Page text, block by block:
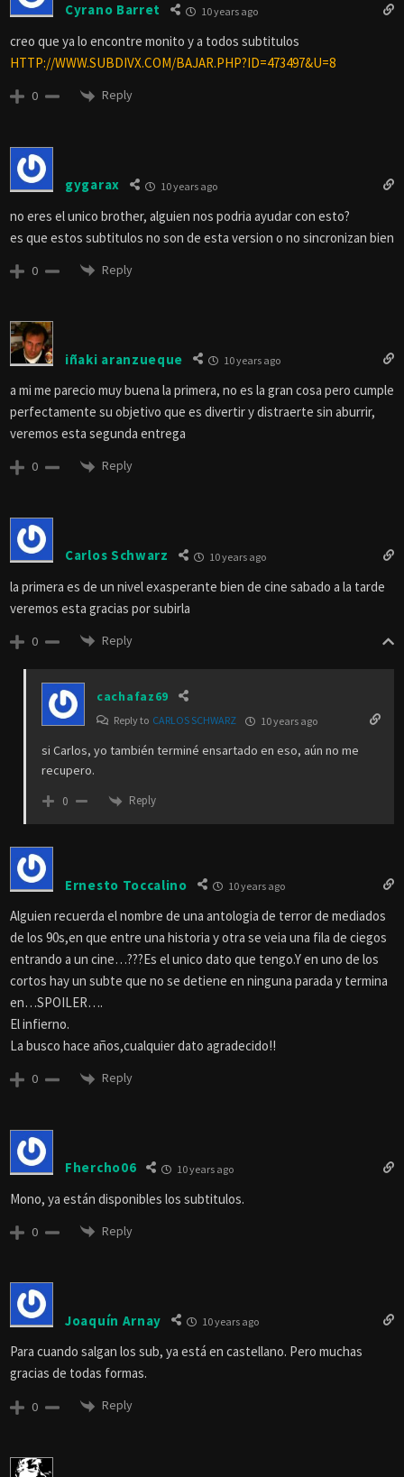
Cyrano Barret 10 years ago
creo que ya lo encontre monito y a todos subtitulos
HTTP://WWW.SUBDIVX.COM/BAJAR.PHP?ID=473497&U=8
0 Reply
gygarax 10 years ago
no eres el unico brother, alguien nos podria ayudar con esto?
es que estos subtitulos no son de esta version o no sincronizan bien
0 Reply
iñaki aranzueque 10 years ago
a mi me parecio muy buena la primera, no es la gran cosa pero cumple
perfectamente su objetivo que es divertir y distraerte sin aburrir,
veremos esta segunda entrega
0 Reply
Carlos Schwarz 10 years ago
la primera es de un nivel exasperante bien de cine sabado a la tarde
veremos esta gracias por subirla
0 Reply
cachafaz69
Reply to CARLOS SCHWARZ 10 years ago
si Carlos, yo también terminé ensartado en eso, aún no me
recupero.
0 Reply
Ernesto Toccalino 10 years ago
Alguien recuerda el nombre de una antologia de terror de mediados
de los 90s,en que entre una historia y otra se veia una fila de ciegos
entrando a un cine…???Es el unico dato que tengo.Y en uno de los
cortos hay un subte que no se detiene en ninguna parada y termina
en…SPOILER….
El infierno.
La busco hace años,cualquier dato agradecido!!
0 Reply
Fhercho06 10 years ago
Mono, ya están disponibles los subtitulos.
0 Reply
Joaquín Arnay 10 years ago
Para cuando salgan los sub, ya está en castellano. Pero muchas
gracias de todas formas.
0 Reply